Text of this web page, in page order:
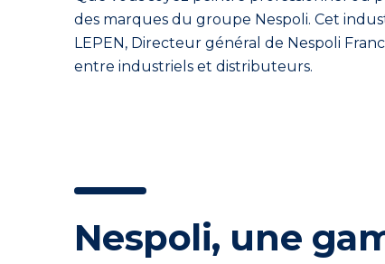
des marques du groupe Nespoli. Cet
LEPEN, Directeur général de Nespoli
entre industriels et distributeurs.
Nespoli, une